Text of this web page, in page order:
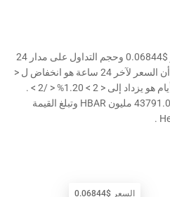
سعر اليوم لـ Hedera ( HBAR ) هو $0.06844 وحجم التداول على مدار 24
ساعة هو $38218176 . يوضح هذا أن السعر لآخر 24 ساعة هو انخفاض ل <
1 > -0.90% < /1 > والسعر لآخر 7 أيام هو يزداد إلى < 2 > 1.20% < /2 > .
يبلغ العرض المتداول 43791.0962425005 مليون HBAR وتبلغ القيمة
السعر $0.06844